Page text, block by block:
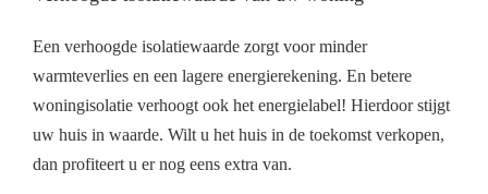
Een verhoogde isolatiewaarde zorgt voor minder
warmteverlies en een lagere energierekening. En betere
woningisolatie verhoogt ook het energielabel! Hierdoor stijgt
uw huis in waarde. Wilt u het huis in de toekomst verkopen,
dan profiteert u er nog eens extra van.